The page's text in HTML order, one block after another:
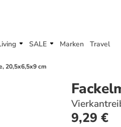
SALE Marken Travel
20,5x6,5x9 cm
9,29 €